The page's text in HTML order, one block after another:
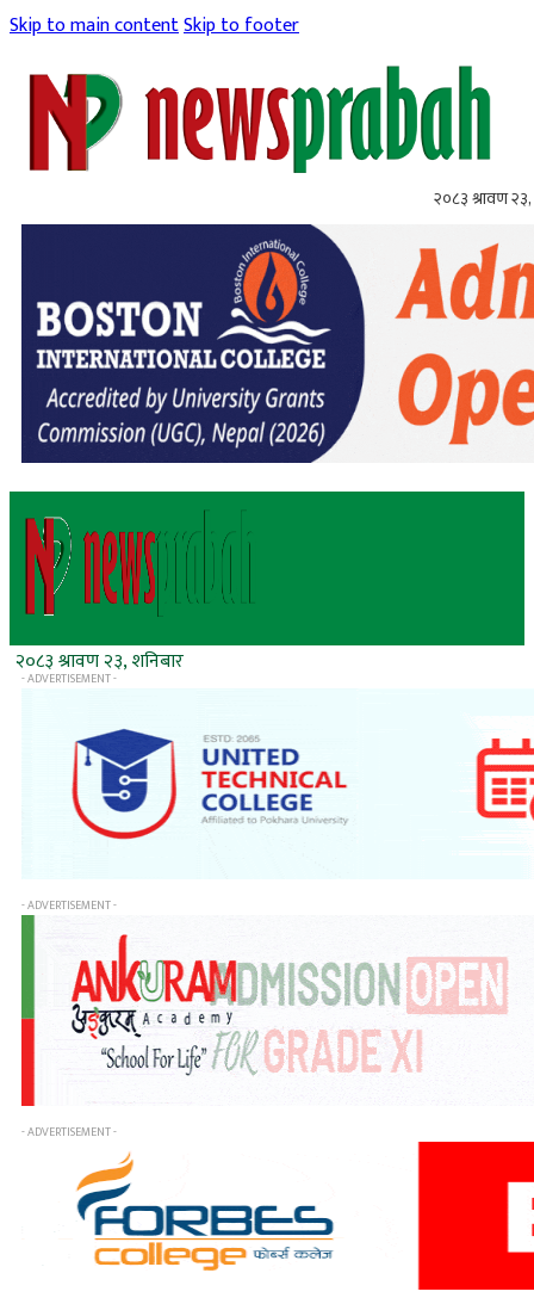
Skip to main contentSkip to footer
२०८३ श्रावण २३,
२०८३ श्रावण २३, शनिबार
- ADVERTISEMENT -
- ADVERTISEMENT -
- ADVERTISEMENT -